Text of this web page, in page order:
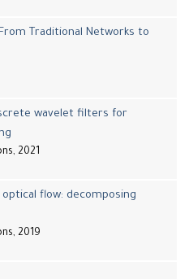
Traditional Networks to
wavelet filters for
2021
flow: decomposing
2019